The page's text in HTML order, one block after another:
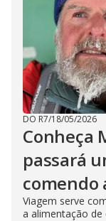
DO R7/18/05/2026
Conheça
passará
comendo
Viagem serve
a alimentação de